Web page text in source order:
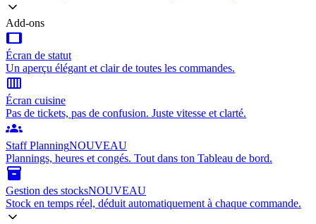
Add-ons
tablet
Écran de statut
Un aperçu élégant et clair de toutes les commandes.
calendar_view_week
Écran cuisine
Pas de tickets, pas de confusion. Juste vitesse et clarté.
groups
Staff PlanningNOUVEAU
Plannings, heures et congés. Tout dans ton Tableau de bord.
inventory_2
Gestion des stocksNOUVEAU
Stock en temps réel, déduit automatiquement à chaque commande.